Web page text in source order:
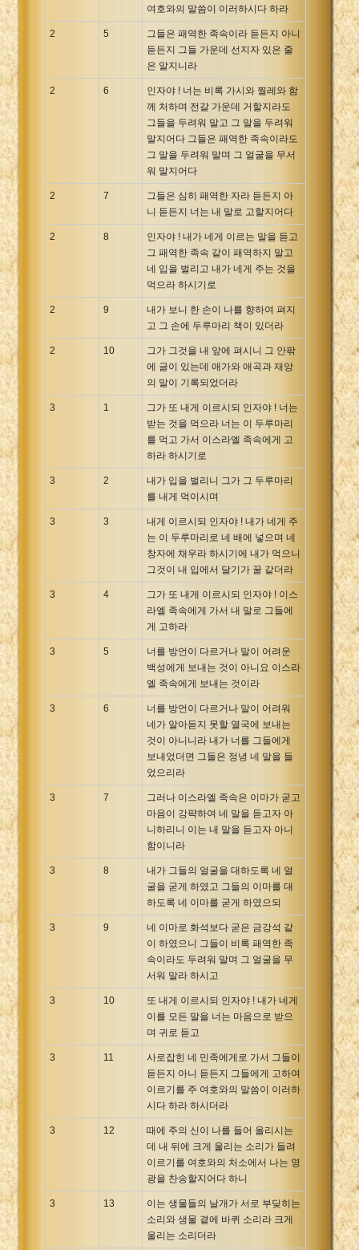
여호와의 말씀이 이러하시다 하라
2 5
그들은 패역한 족속이라 듣든지 아니
듣든지 그들 가운데 선지자 있은 줄
은 알지니라
2 6
인자야 ! 너는 비록 가시와 찔레와 함
께 처하며 전갈 가운데 거할지라도
그들을 두려워 말고 그 말을 두려워
말지어다 그들은 패역한 족속이라도
그 말을 두려워 말며 그 얼굴을 무서
워 말지어다
2 7
그들은 심히 패역한 자라 듣든지 아
니 듣든지 너는 내 말로 고할지어다
2 8
인자야 ! 내가 네게 이르는 말을 듣고
그 패역한 족속 같이 패역하지 말고
네 입을 벌리고 내가 네게 주는 것을
먹으라 하시기로
2 9
내가 보니 한 손이 나를 향하여 펴지
고 그 손에 두루마리 책이 있더라
2 10
그가 그것을 내 앞에 펴시니 그 안팎
에 글이 있는데 애가와 애곡과 재앙
의 말이 기록되었더라
3 1
그가 또 내게 이르시되 인자야 ! 너는
받는 것을 먹으라 너는 이 두루마리
를 먹고 가서 이스라엘 족속에게 고
하라 하시기로
3 2
내가 입을 벌리니 그가 그 두루마리
를 내게 먹이시며
3 3
내게 이르시되 인자야 ! 내가 네게 주
는 이 두루마리로 네 배에 넣으며 네
창자에 채우라 하시기에 내가 먹으니
그것이 내 입에서 달기가 꿀 같더라
3 4
그가 또 내게 이르시되 인자야 ! 이스
라엘 족속에게 가서 내 말로 그들에
게 고하라
3 5
너를 방언이 다르거나 말이 어려운
백성에게 보내는 것이 아니요 이스라
엘 족속에게 보내는 것이라
3 6
너를 방언이 다르거나 말이 어려워
네가 알아듣지 못할 열국에 보내는
것이 아니니라 내가 너를 그들에게
보내었더면 그들은 정녕 네 말을 들
었으리라
3 7
그러나 이스라엘 족속은 이마가 굳고
마음이 강퍅하여 네 말을 듣고자 아
니하리니 이는 내 말을 듣고자 아니
함이니라
3 8
내가 그들의 얼굴을 대하도록 네 얼
굴을 굳게 하였고 그들의 이마를 대
하도록 네 이마를 굳게 하였으되
3 9
네 이마로 화석보다 굳은 금강석 같
이 하였으니 그들이 비록 패역한 족
속이라도 두려워 말며 그 얼굴을 무
서워 말라 하시고
3 10
또 내게 이르시되 인자야 ! 내가 네게
이를 모든 말을 너는 마음으로 받으
며 귀로 듣고
3 11
사로잡힌 네 민족에게로 가서 그들이
듣든지 아니 듣든지 그들에게 고하여
이르기를 주 여호와의 말씀이 이러하
시다 하라 하시더라
3 12
때에 주의 신이 나를 들어 올리시는
데 내 뒤에 크게 울리는 소리가 들려
이르기를 여호와의 처소에서 나는 영
광을 찬송할지어다 하니
3 13
이는 생물들의 날개가 서로 부딪히는
소리와 생물 곁에 바퀴 소리라 크게
울리는 소리더라